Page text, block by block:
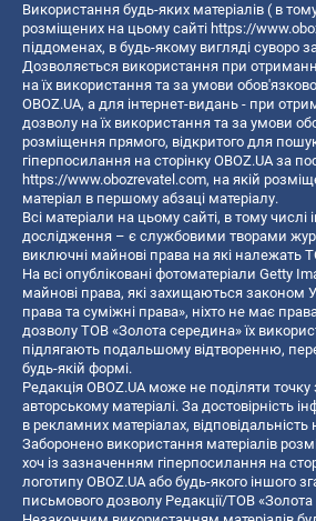
Використання будь-яких матеріалів ( в
розміщених на цьому сайті https://
піддоменах, в будь-якому вигляді суворо
Дозволяється використання при
на їх використання та за умови
OBOZ.UA, а для інтернет-видань - при
дозволу на їх використання та за умови
розміщення прямого, відкритого для
гіперпосилання на сторінку OBOZ.UA за
https://www.obozrevatel.com, на якій
матеріал в першому абзаці матеріалу.
Всі матеріали на цьому сайті, в тому числі
дослідження – є службовими творами
виключні майнові права на які належать
На всі опубліковані фотоматеріали Getty
майнові права, які захищаються законом
права та суміжні права», ніхто не має
дозволу ТОВ «Золота середина» їх
підлягають подальшому відтворенню,
будь-якій формі.
Редакція OBOZ.UA може не поділяти
авторському матеріалі. За достовірність
в рекламних матеріалах,
Заборонено використання матеріалів
хоч із зазначенням гіперпосилання на
логотипу OBOZ.UA або будь-якого іншого
письмового дозволу Редакції/ТОВ